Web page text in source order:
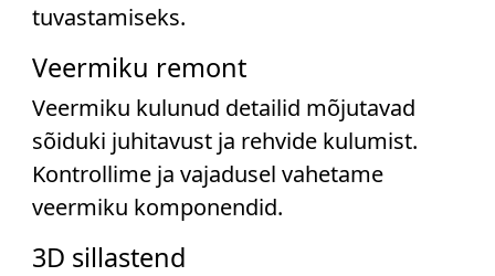
tuvastamiseks.
Veermiku remont
Veermiku kulunud detailid mõjutavad
sõiduki juhitavust ja rehvide kulumist.
Kontrollime ja vajadusel vahetame
veermiku komponendid.
3D sillastend